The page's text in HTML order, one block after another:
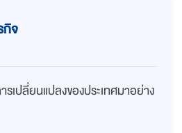
กิจ
เปลี่ยนแปลงของประเทศมาอย่าง